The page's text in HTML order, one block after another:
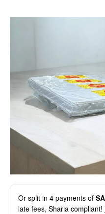
Or split in 4 payments of
late fees, Sharia compliant!